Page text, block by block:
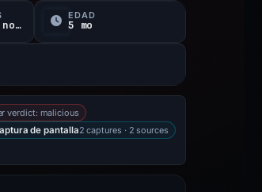
-80Caducado o no verificado d
EDAD
5 mo
verdict: malicious
de pantalla2 captures · 2 sources